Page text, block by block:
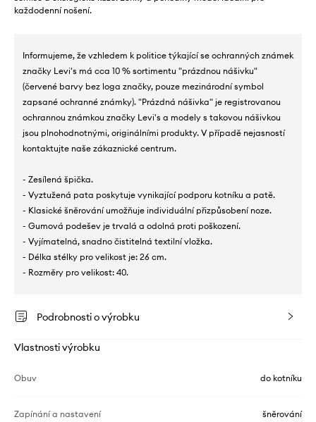
každodenní nošení.
Informujeme, že vzhledem k politice týkající se ochranných známek
značky Levi's má cca 10 % sortimentu "prázdnou nášivku"
(červené barvy bez loga značky, pouze mezinárodní symbol
zapsané ochranné známky). "Prázdná nášivka" je registrovanou
ochrannou známkou značky Levi's a modely s takovou nášivkou
jsou plnohodnotnými, originálními produkty. V případě nejasností
kontaktujte naše zákaznické centrum.
- Zesílená špička.
- Vyztužená pata poskytuje vynikající podporu kotníku a patě.
- Klasické šněrování umožňuje individuální přizpůsobení noze.
- Gumová podešev je trvalá a odolná proti poškození.
- Vyjímatelná, snadno čistitelná textilní vložka.
- Délka stélky pro velikost je: 26 cm.
- Rozměry pro velikost: 40.
Podrobnosti o výrobku
Vlastnosti výrobku
Obuv do kotníku
Zapínání a nastavení šněrování